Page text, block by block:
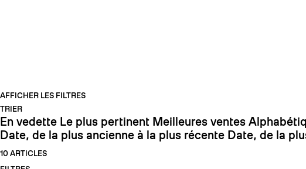
AFFICHER LES FILTRES
TRIER
En vedette Le plus pertinent Meilleures ventes
Date, de la plus ancienne à la plus récente Date, de la
10 ARTICLES